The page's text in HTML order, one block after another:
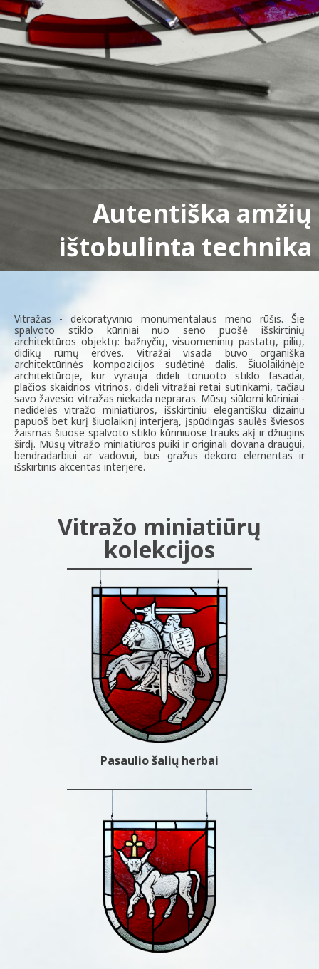
Autentiška amžių
ištobulinta technika
Klasikinio vitražo
dekoras Jūsų interjerui
Vitražas - dekoratyvinio monumentalaus meno rūšis. Šie
spalvoto stiklo kūriniai nuo seno puošė išskirtinių
architektūros objektų: bažnyčių, visuomeninių pastatų, pilių,
didikų rūmų erdves. Vitražai visada buvo organiška
architektūrinės kompozicijos sudėtinė dalis. Šiuolaikinėje
architektūroje, kur vyrauja dideli tonuoto stiklo fasadai,
plačios skaidrios vitrinos, dideli vitražai retai sutinkami, tačiau
savo žavesio vitražas niekada nepraras. Mūsų siūlomi kūriniai -
nedidelės vitražo miniatiūros, išskirtiniu elegantišku dizainu
papuoš bet kurį šiuolaikinį interjerą, įspūdingas saulės šviesos
žaismas šiuose spalvoto stiklo kūriniuose trauks akį ir džiugins
širdį. Mūsų vitražo miniatiūros puiki ir originali dovana draugui,
bendradarbiui ar vadovui, bus gražus dekoro elementas ir
išskirtinis akcentas interjere.
Vitražo miniatiūrų
kolekcijos
Pasaulio šalių herbai